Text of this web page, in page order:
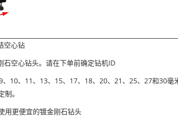
空心钻
空心钻头。请在下单前确定钻机ID
10、11、13、15、17、18、20、21、25、27和30毫
。
用更便宜的镀金刚石钻头